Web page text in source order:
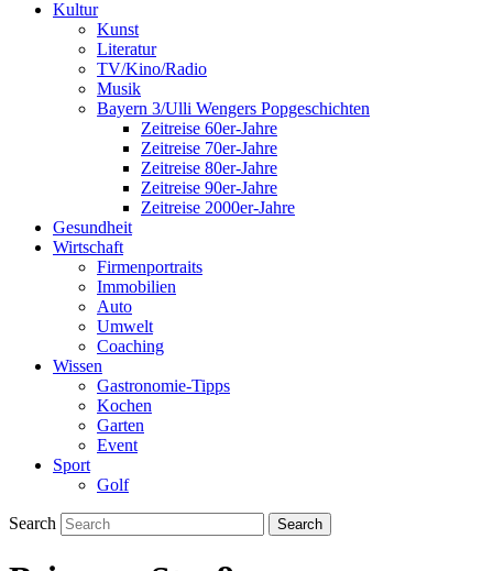
Kultur
Kunst
Literatur
TV/Kino/Radio
Musik
Bayern 3/Ulli Wengers Popgeschichten
Zeitreise 60er-Jahre
Zeitreise 70er-Jahre
Zeitreise 80er-Jahre
Zeitreise 90er-Jahre
Zeitreise 2000er-Jahre
Gesundheit
Wirtschaft
Firmenportraits
Immobilien
Auto
Umwelt
Coaching
Wissen
Gastronomie-Tipps
Kochen
Garten
Event
Sport
Golf
Search